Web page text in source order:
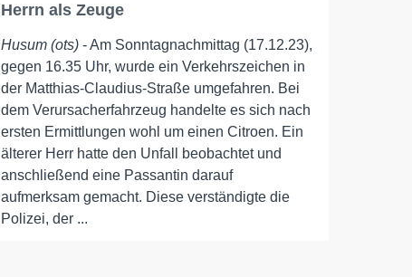
Herrn als Zeuge
Husum (ots) - Am Sonntagnachmittag (17.12.23),
gegen 16.35 Uhr, wurde ein Verkehrszeichen in
der Matthias-Claudius-Straße umgefahren. Bei
dem Verursacherfahrzeug handelte es sich nach
ersten Ermittlungen wohl um einen Citroen. Ein
älterer Herr hatte den Unfall beobachtet und
anschließend eine Passantin darauf
aufmerksam gemacht. Diese verständigte die
Polizei, der ...